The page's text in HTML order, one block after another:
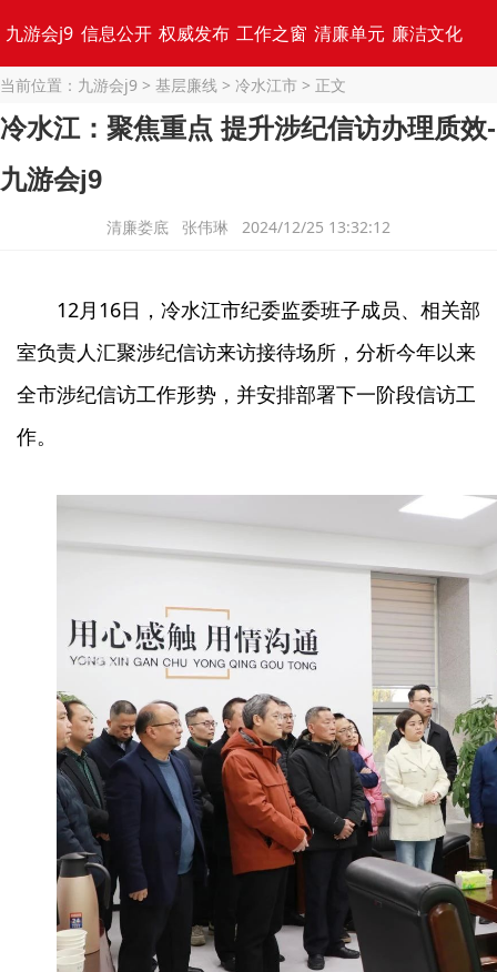
九游会j9 信息公开 权威发布 工作之窗 清廉单元 廉洁文化
专题集锦
当前位置： 九游会j9 > 基层廉线 > 冷水江市 > 正文
冷水江：聚焦重点 提升涉纪信访办理质效-
九游会j9
清廉娄底 张伟琳 2024/12/25 13:32:12
12月16日，冷水江市纪委监委班子成员、相关部
室负责人汇聚涉纪信访来访接待场所，分析今年以来
全市涉纪信访工作形势，并安排部署下一阶段信访工
作。